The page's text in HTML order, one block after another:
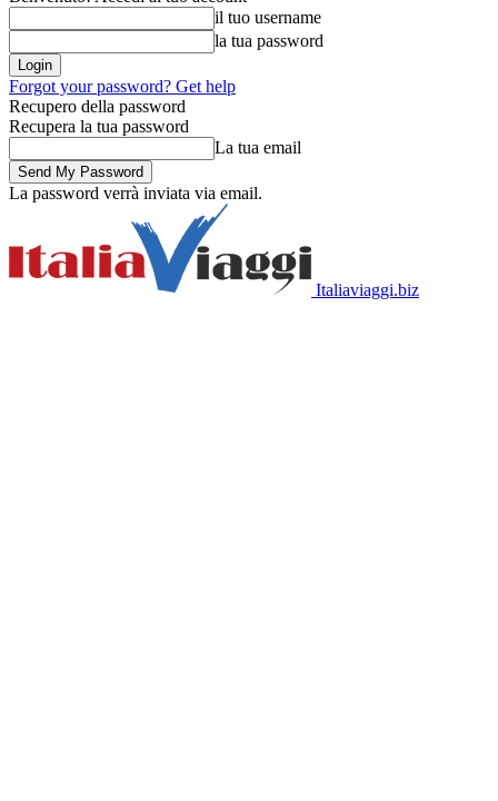
il tuo username
la tua password
Forgot your password? Get help
Recupero della password
Recupera la tua password
La tua email
La password verrà inviata via email.
Italiaviaggi.biz